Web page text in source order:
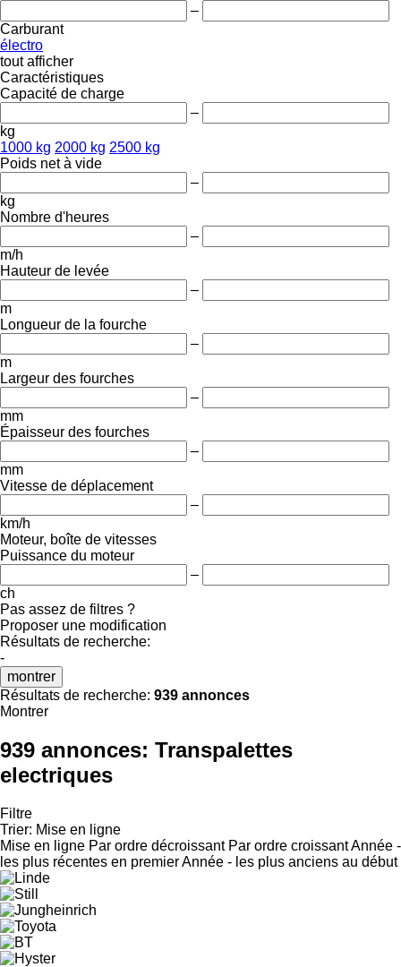
–
Carburant
électro
tout afficher
Caractéristiques
Capacité de charge
–
kg
1000 kg 2000 kg 2500 kg
Poids net à vide
–
kg
Nombre d'heures
–
m/h
Hauteur de levée
–
m
Longueur de la fourche
–
m
Largeur des fourches
–
mm
Épaisseur des fourches
–
mm
Vitesse de déplacement
–
km/h
Moteur, boîte de vitesses
Puissance du moteur
–
ch
Pas assez de filtres ?
Proposer une modification
Résultats de recherche:
-
montrer
Résultats de recherche: 939 annonces
Montrer
939 annonces: Transpalettes
electriques
Filtre
Trier: Mise en ligne
Mise en ligne Par ordre décroissant Par ordre croissantAnnée -
les plus récentes en premierAnnée - les plus anciens au début